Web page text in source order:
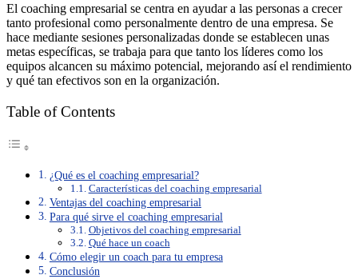
El coaching empresarial se centra en ayudar a las personas a crecer
tanto profesional como personalmente dentro de una empresa. Se
hace mediante sesiones personalizadas donde se establecen unas
metas específicas, se trabaja para que tanto los líderes como los
equipos alcancen su máximo potencial, mejorando así el rendimiento
y qué tan efectivos son en la organización.
Table of Contents
¿Qué es el coaching empresarial?
Características del coaching empresarial
Ventajas del coaching empresarial
Para qué sirve el coaching empresarial
Objetivos del coaching empresarial
Qué hace un coach
Cómo elegir un coach para tu empresa
Conclusión